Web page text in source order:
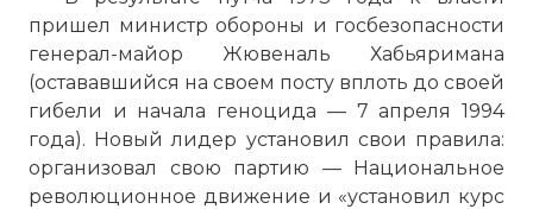
пришел министр обороны и госбезопасности
генерал-майор Жювеналь Хабьяримана
(остававшийся на своем посту вплоть до своей
гибели и начала геноцида — 7 апреля 1994
года). Новый лидер установил свои правила:
организовал свою партию — Национальное
революционное движение и «установил курс